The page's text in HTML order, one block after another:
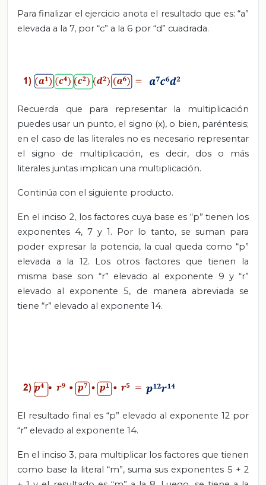
Para finalizar el ejercicio anota el resultado que es: “a”
elevada a la 7, por “c” a la 6 por “d” cuadrada.
Recuerda que para representar la multiplicación
puedes usar un punto, el signo (x), o bien, paréntesis;
en el caso de las literales no es necesario representar
el signo de multiplicación, es decir, dos o más
literales juntas implican una multiplicación.
Continúa con el siguiente producto.
En el inciso 2, los factores cuya base es “p” tienen los
exponentes 4, 7 y 1. Por lo tanto, se suman para
poder expresar la potencia, la cual queda como “p”
elevada a la 12. Los otros factores que tienen la
misma base son “r” elevado al exponente 9 y “r”
elevado al exponente 5, de manera abreviada se
tiene “r” elevado al exponente 14.
El resultado final es “p” elevado al exponente 12 por
“r” elevado al exponente 14.
En el inciso 3, para multiplicar los factores que tienen
como base la literal “m”, suma sus exponentes 5 + 2